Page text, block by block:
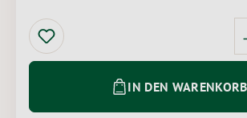
IN DEN WARENKORB